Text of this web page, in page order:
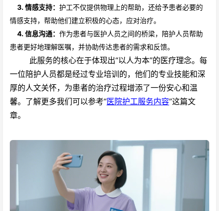
3. 情感支持： 护工不仅提供物理上的帮助，还给予患者必要的
情感支持，帮助他们建立积极的心态，应对治疗。
4. 信息沟通： 作为患者与医护人员之间的桥梁，陪护人员帮助
患者更好地理解医嘱，并协助传达患者的需求和反馈。
此服务的核心在于体现出“以人为本”的医疗理念。每
一位陪护人员都是经过专业培训的，他们的专业技能和深
厚的人文关怀，为患者的治疗过程增添了一份安心和温
馨。了解更多我们可以参考“医院护工服务内容”这篇文
章。